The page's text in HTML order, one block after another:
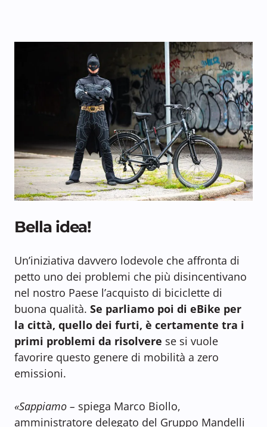
Bella idea!
Un’iniziativa davvero lodevole che affronta di
petto uno dei problemi che più disincentivano
nel nostro Paese l’acquisto di biciclette di
buona qualità. Se parliamo poi di eBike per
la città, quello dei furti, è certamente tra i
primi problemi da risolvere se si vuole
favorire questo genere di mobilità a zero
emissioni.
«Sappiamo – spiega Marco Biollo,
amministratore delegato del Gruppo Mandelli